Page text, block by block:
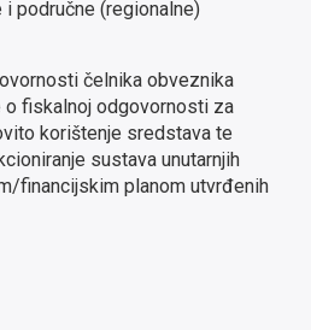
područne (regionalne)
čelnika obveznika
o fiskalnoj odgovornosti za
korištenje sredstava te
sustava unutarnjih
financijskim planom utvrđenih